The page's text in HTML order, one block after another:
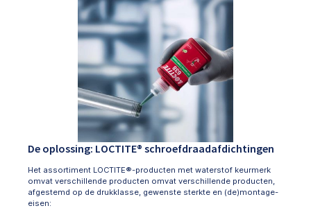
De oplossing: LOCTITE® schroefdraadafdichtingen
Het assortiment LOCTITE®-producten met waterstof keurmerk
omvat verschillende producten omvat verschillende producten,
afgestemd op de drukklasse, gewenste sterkte en (de)montage-
eisen: